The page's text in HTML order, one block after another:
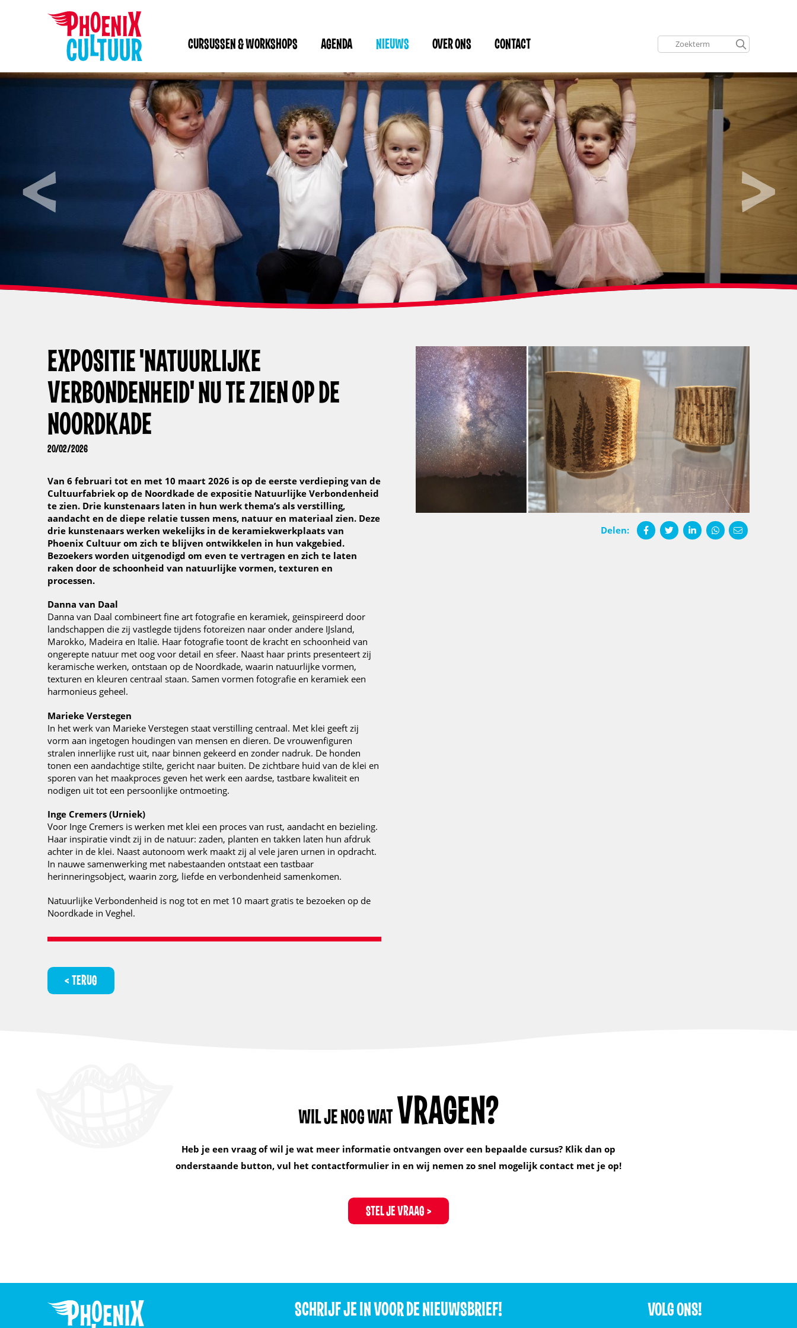
CURSUSSEN & WORKSHOPS AGENDA NIEUWS OVER ONS CONTACT
EXPOSITIE 'NATUURLIJKE
VERBONDENHEID' NU TE ZIEN OP DE
NOORDKADE
20/02/2026
Van 6 februari tot en met 10 maart 2026 is op de eerste verdieping van de
Cultuurfabriek op de Noordkade de expositie Natuurlijke Verbondenheid
te zien. Drie kunstenaars laten in hun werk thema’s als verstilling,
aandacht en de diepe relatie tussen mens, natuur en materiaal zien. Deze
drie kunstenaars werken wekelijks in de keramiekwerkplaats van
Phoenix Cultuur om zich te blijven ontwikkelen in hun vakgebied.
Bezoekers worden uitgenodigd om even te vertragen en zich te laten
raken door de schoonheid van natuurlijke vormen, texturen en
processen.
Danna van Daal
Danna van Daal combineert fine art fotografie en keramiek, geïnspireerd door
landschappen die zij vastlegde tijdens fotoreizen naar onder andere IJsland,
Marokko, Madeira en Italië. Haar fotografie toont de kracht en schoonheid van
ongerepte natuur met oog voor detail en sfeer. Naast haar prints presenteert zij
keramische werken, ontstaan op de Noordkade, waarin natuurlijke vormen,
texturen en kleuren centraal staan. Samen vormen fotografie en keramiek een
harmonieus geheel.
Marieke Verstegen
In het werk van Marieke Verstegen staat verstilling centraal. Met klei geeft zij
vorm aan ingetogen houdingen van mensen en dieren. De vrouwenfiguren
stralen innerlijke rust uit, naar binnen gekeerd en zonder nadruk. De honden
tonen een aandachtige stilte, gericht naar buiten. De zichtbare huid van de klei en
sporen van het maakproces geven het werk een aardse, tastbare kwaliteit en
nodigen uit tot een persoonlijke ontmoeting.
Inge Cremers (Urniek)
Voor Inge Cremers is werken met klei een proces van rust, aandacht en bezieling.
Haar inspiratie vindt zij in de natuur: zaden, planten en takken laten hun afdruk
achter in de klei. Naast autonoom werk maakt zij al vele jaren urnen in opdracht.
In nauwe samenwerking met nabestaanden ontstaat een tastbaar
herinneringsobject, waarin zorg, liefde en verbondenheid samenkomen.
Natuurlijke Verbondenheid is nog tot en met 10 maart gratis te bezoeken op de
Noordkade in Veghel.
Delen:
TERUG
WIL JE NOG WAT VRAGEN?
Heb je een vraag of wil je wat meer informatie ontvangen over een bepaalde cursus? Klik dan op
onderstaande button, vul het contactformulier in en wij nemen zo snel mogelijk contact met je op!
STEL JE VRAAG
SCHRIJF JE IN VOOR DE NIEUWSBRIEF! VOLG ONS!